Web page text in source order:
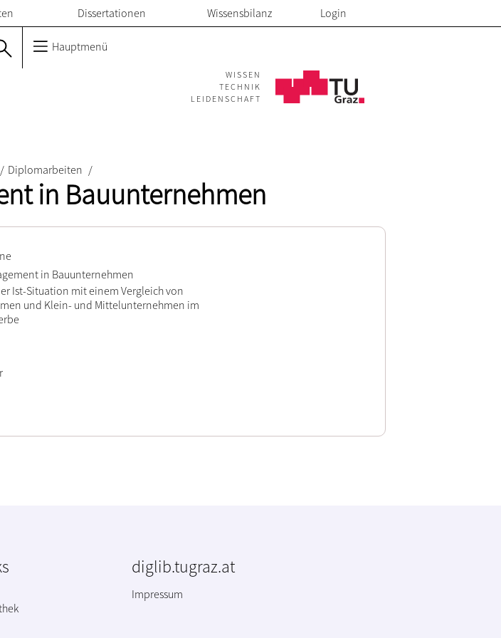
Dissertationen Wissensbilanz Login
Hauptmenü
WISSEN
TECHNIK
LEIDENSCHAFT
/ Diplomarbeiten /
in Bauunternehmen
in Bauunternehmen
Ist-Situation mit einem Vergleich von
und Klein- und Mittelunternehmen im
diglib.tugraz.at
Impressum